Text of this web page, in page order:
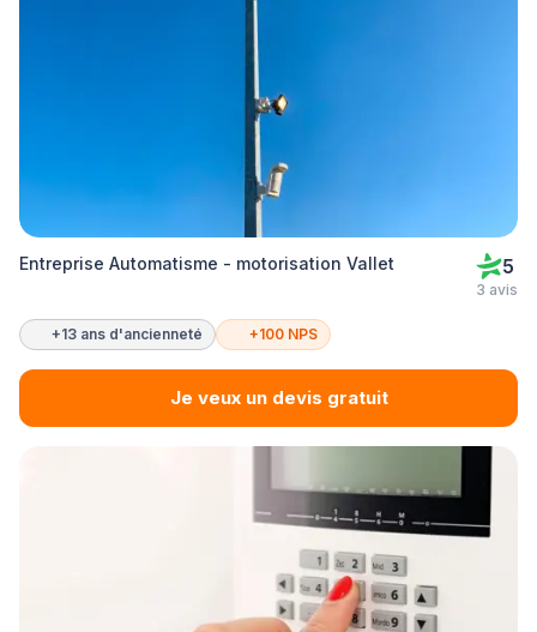
Entreprise Automatisme - motorisation Vallet 5
3 avis
+13 ans d'ancienneté +100 NPS
Je veux un devis gratuit